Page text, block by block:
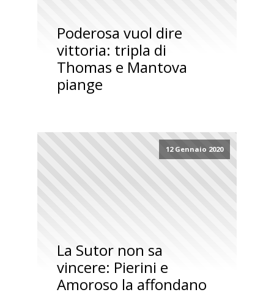
Poderosa vuol dire
vittoria: tripla di
Thomas e Mantova
piange
12 Gennaio 2020
La Sutor non sa
vincere: Pierini e
Amoroso la affondano